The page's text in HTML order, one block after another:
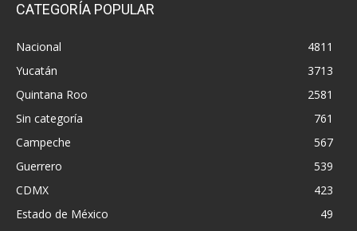
CATEGORÍA POPULAR
Nacional
4811
Yucatán
3713
Quintana Roo
2581
Sin categoría
761
Campeche
567
Guerrero
539
CDMX
423
Estado de México
49